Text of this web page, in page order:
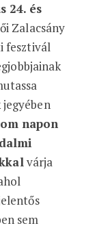
24. és
Zalacsány
fesztivál
napon
várja
sem